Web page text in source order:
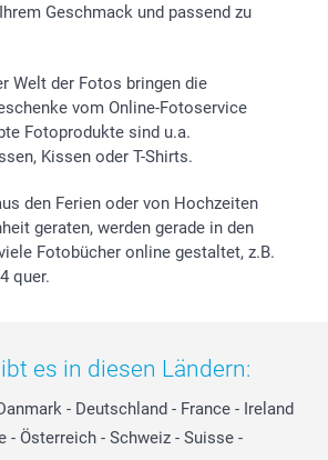
Geschmack und passend zu
Welt der Fotos bringen die
vom Online-Fotoservice
Fotoprodukte sind u.a.
Kissen oder T-Shirts.
den Ferien oder von Hochzeiten
geraten, werden gerade in den
Fotobücher online gestaltet, z.B.
quer.
es in diesen Ländern:
- Deutschland - France - Ireland
- Österreich - Schweiz - Suisse -